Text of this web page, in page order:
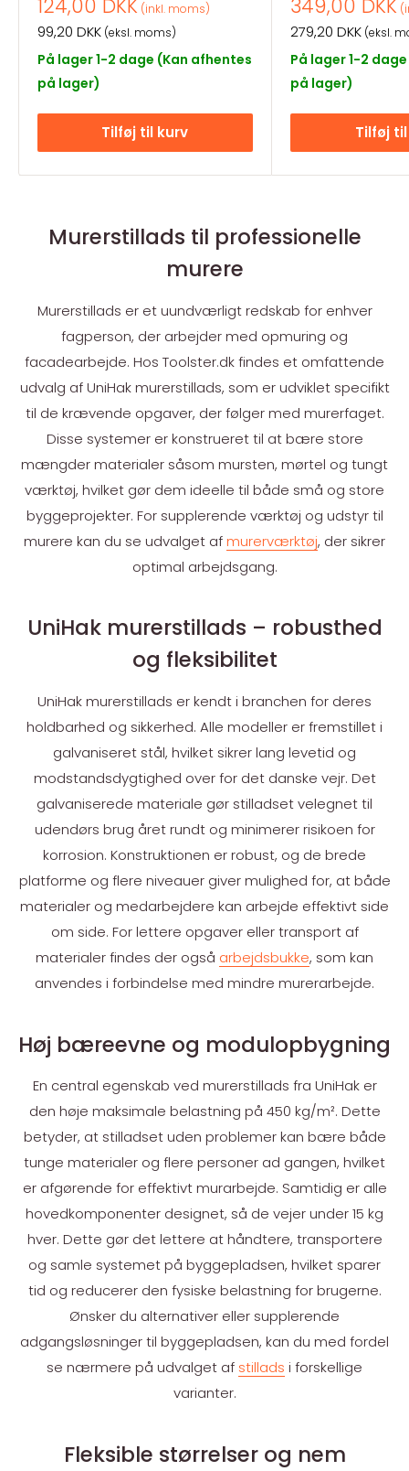
124,00 DKK (inkl. moms)
Salgspris
99,20 DKK (eksl. moms)
På lager 1-2 dage (Kan afhentes
på lager)
Tilføj til kurv
349,00 DKK
Salgspris
279,20 DKK(eksl.
På lager 1-2
på lager)
Tilføj
Murerstillads til professionelle
murere
Murerstillads er et uundværligt redskab for enhver
fagperson, der arbejder med opmuring og
facadearbejde. Hos Toolster.dk findes et omfattende
udvalg af UniHak murerstillads, som er udviklet specifikt
til de krævende opgaver, der følger med murerfaget.
Disse systemer er konstrueret til at bære store
mængder materialer såsom mursten, mørtel og tungt
værktøj, hvilket gør dem ideelle til både små og store
byggeprojekter. For supplerende værktøj og udstyr til
murere kan du se udvalget afmurerværktøj, der sikrer
optimal arbejdsgang.
UniHak murerstillads – robusthed
og fleksibilitet
UniHak murerstillads er kendt i branchen for deres
holdbarhed og sikkerhed. Alle modeller er fremstillet i
galvaniseret stål, hvilket sikrer lang levetid og
modstandsdygtighed over for det danske vejr. Det
galvaniserede materiale gør stilladset velegnet til
udendørs brug året rundt og minimerer risikoen for
korrosion. Konstruktionen er robust, og de brede
platforme og flere niveauer giver mulighed for, at både
materialer og medarbejdere kan arbejde effektivt side
om side. For lettere opgaver eller transport af
materialer findes der også arbejdsbukke, som kan
anvendes i forbindelse med mindre murerarbejde.
Høj bæreevne og modulopbygning
En central egenskab ved murerstillads fra UniHak er
den høje maksimale belastning på 450 kg/m². Dette
betyder, at stilladset uden problemer kan bære både
tunge materialer og flere personer ad gangen, hvilket
er afgørende for effektivt murarbejde. Samtidig er alle
hovedkomponenter designet, så de vejer under 15 kg
hver. Dette gør det lettere at håndtere, transportere
og samle systemet på byggepladsen, hvilket sparer
tid og reducerer den fysiske belastning for brugerne.
Ønsker du alternativer eller supplerende
adgangsløsninger til byggepladsen, kan du med fordel
se nærmere på udvalget af stillads i forskellige
varianter.
Fleksible størrelser og nem